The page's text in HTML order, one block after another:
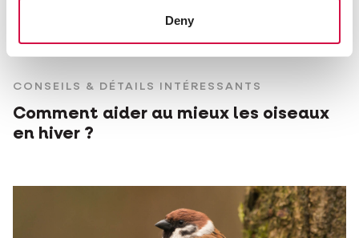
Deny
CONSEILS & DÉTAILS INTÉRESSANTS
Comment aider au mieux les oiseaux
en hiver ?